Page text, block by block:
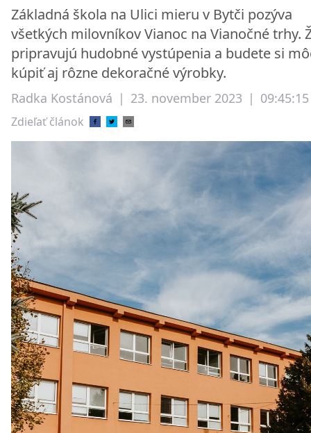
Základná škola na Ulici mieru v Bytči pozýva
všetkých milovníkov Vianoc na Vianočné trhy.
pripravujú hudobné vystúpenia a budete si
kúpiť aj rôzne dekoračné výrobky.
Radka Kostánová | 23. november 2023 | 09:45:15
Zdieľať článok